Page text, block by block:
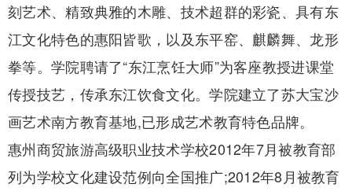
刻艺术、精致典雅的木雕、技术超群的彩瓷、具有东
江文化特色的惠阳皆歌，以及东平窑、麒麟舞、龙形
拳等。学院聘请了“东江烹饪大师”为客座教授进课堂
传授技艺，传承东江饮食文化。学院建立了苏大宝沙
画艺术南方教育基地,已形成艺术教育特色品牌。
惠州商贸旅游高级职业技术学校2012年7月被教育部
列为学校文化建设范例向全国推广;2012年8月被教育